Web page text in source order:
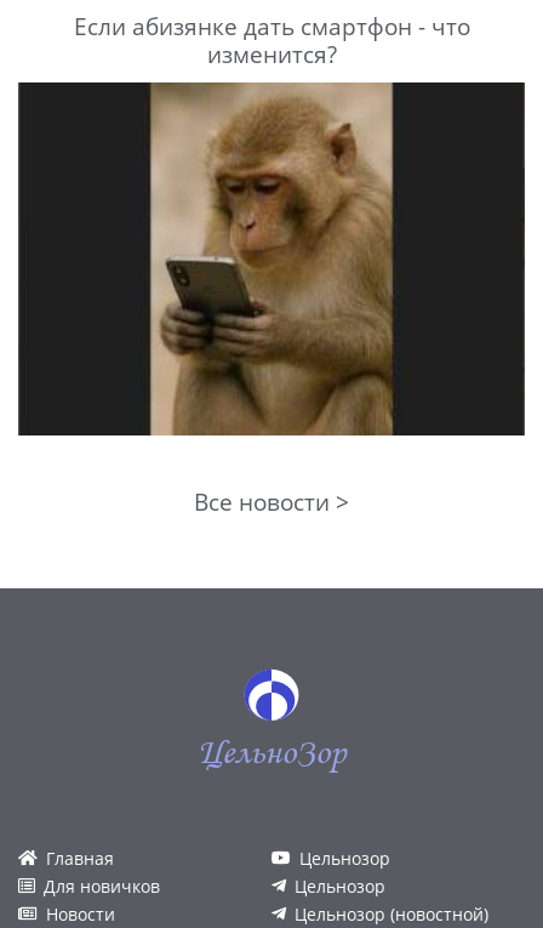
Если абизянке дать смартфон - что
изменится?
Все новости >
ЦельноЗор
Главная
Для новичков
Новости
Цельнозор
Цельнозор
Цельнозор (новостной)